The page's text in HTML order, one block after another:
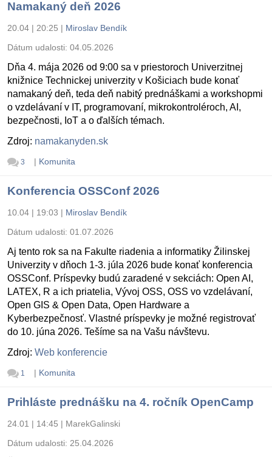
Namakaný deň 2026
20.04 | 20:25 | Miroslav Bendík
Dátum udalosti: 04.05.2026
Dňa 4. mája 2026 od 9:00 sa v priestoroch Univerzitnej
knižnice Technickej univerzity v Košiciach bude konať
namakaný deň, teda deň nabitý prednáškami a workshopmi
o vzdelávaní v IT, programovaní, mikrokontroléroch, AI,
bezpečnosti, IoT a o ďalších témach.
Zdroj: namakanyden.sk
3 | Komunita
Konferencia OSSConf 2026
10.04 | 19:03 | Miroslav Bendík
Dátum udalosti: 01.07.2026
Aj tento rok sa na Fakulte riadenia a informatiky Žilinskej
Univerzity v dňoch 1-3. júla 2026 bude konať konferencia
OSSConf. Príspevky budú zaradené v sekciách: Open AI,
LATEX, R a ich priatelia, Vývoj OSS, OSS vo vzdelávaní,
Open GIS & Open Data, Open Hardware a
Kyberbezpečnosť. Vlastné príspevky je možné registrovať
do 10. júna 2026. Tešíme sa na Vašu návštevu.
Zdroj: Web konferencie
1 | Komunita
Prihláste prednášku na 4. ročník OpenCamp
24.01 | 14:45 | MarekGalinski
Dátum udalosti: 25.04.2026